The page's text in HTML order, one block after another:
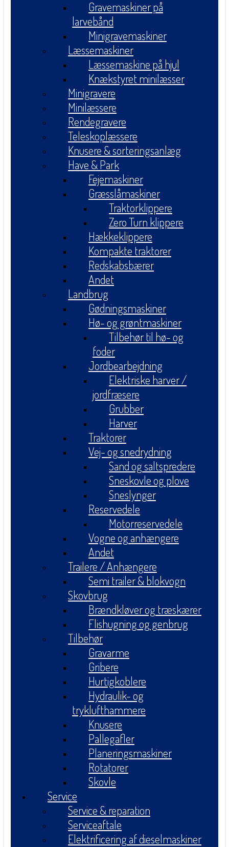
Gravemaskiner på
larvebånd
Minigravemaskiner
Læssemaskiner
Læssemaskine på hjul
Knækstyret minilæsser
Minigravere
Minilæssere
Rendegravere
Teleskoplæssere
Knusere & sorteringsanlæg
Have & Park
Fejemaskiner
Græsslåmaskiner
Traktorklippere
Zero Turn klippere
Hækkeklippere
Kompakte traktorer
Redskabsbærer
Andet
Landbrug
Gødningsmaskiner
Hø- og grøntmaskiner
Tilbehør til hø- og
foder
Jordbearbejdning
Elektriske harver /
jordfræsere
Grubber
Harver
Traktorer
Vej- og snedrydning
Sand og saltspredere
Sneskovle og plove
Sneslynger
Reservedele
Motorreservedele
Vogne og anhængere
Andet
Trailere / Anhængere
Semi trailer & blokvogn
Skovbrug
Brændkløver og træskærer
Flishugning og genbrug
Tilbehør
Gravarme
Gribere
Hurtigkoblere
Hydraulik- og
tryklufthammere
Knusere
Pallegafler
Planeringsmaskiner
Rotatorer
Skovle
Service
Service & reparation
Serviceaftale
Elektrificering af dieselmaskiner